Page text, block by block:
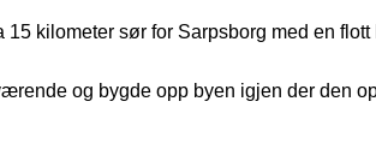
kilometer sør for Sarpsborg med en
og bygde opp byen igjen der den